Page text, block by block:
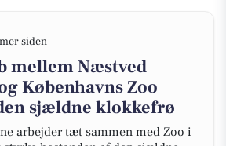
siden
mellem Næstved
Københavns Zoo
sjældne klokkefrø
arbejder tæt sammen med Zoo i